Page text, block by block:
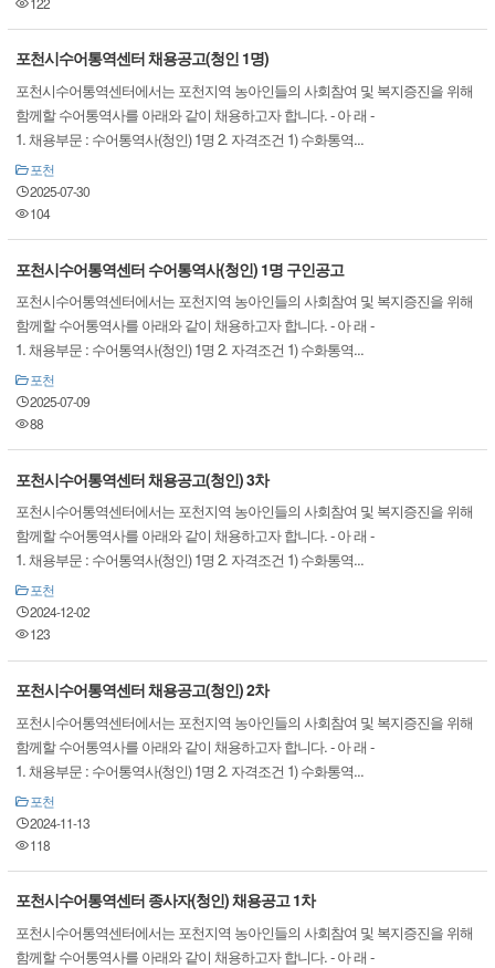
포천시수어통역센터 채용공고(청인 1명)
포천시수어통역센터에서는 포천지역 농아인들의 사회참여 및 복지증진을 위해
함께할 수어통역사를 아래와 같이 채용하고자 합니다. - 아 래 -
1. 채용부문 : 수어통역사(청인) 1명 2. 자격조건 1) 수화통역...
포천
2025-07-30
104
포천시수어통역센터 수어통역사(청인) 1명 구인공고
포천시수어통역센터에서는 포천지역 농아인들의 사회참여 및 복지증진을 위해
함께할 수어통역사를 아래와 같이 채용하고자 합니다. - 아 래 -
1. 채용부문 : 수어통역사(청인) 1명 2. 자격조건 1) 수화통역...
포천
2025-07-09
88
포천시수어통역센터 채용공고(청인) 3차
포천시수어통역센터에서는 포천지역 농아인들의 사회참여 및 복지증진을 위해
함께할 수어통역사를 아래와 같이 채용하고자 합니다. - 아 래 -
1. 채용부문 : 수어통역사(청인) 1명 2. 자격조건 1) 수화통역...
포천
2024-12-02
123
포천시수어통역센터 채용공고(청인) 2차
포천시수어통역센터에서는 포천지역 농아인들의 사회참여 및 복지증진을 위해
함께할 수어통역사를 아래와 같이 채용하고자 합니다. - 아 래 -
1. 채용부문 : 수어통역사(청인) 1명 2. 자격조건 1) 수화통역...
포천
2024-11-13
118
포천시수어통역센터 종사자(청인) 채용공고 1차
포천시수어통역센터에서는 포천지역 농아인들의 사회참여 및 복지증진을 위해
함께할 수어통역사를 아래와 같이 채용하고자 합니다. - 아 래 -